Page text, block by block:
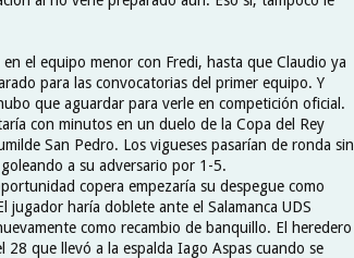
el equipo menor con Fredi, hasta que Claudio ya
para las convocatorias del primer equipo. Y
que aguardar para verle en competición oficial.
con minutos en un duelo de la Copa del Rey
San Pedro. Los vigueses pasarían de ronda sin
a su adversario por 1-5.
copera empezaría su despegue como
jugador haría doblete ante el Salamanca UDS
como recambio de banquillo. El heredero
28 que llevó a la espalda Iago Aspas cuando se